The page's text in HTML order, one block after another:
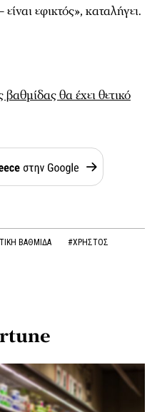
εφικτός», καταλήγει.
θα έχει θετικό
ΒΑΘΜΙΔΑ
#ΧΡΗΣΤΟΣ